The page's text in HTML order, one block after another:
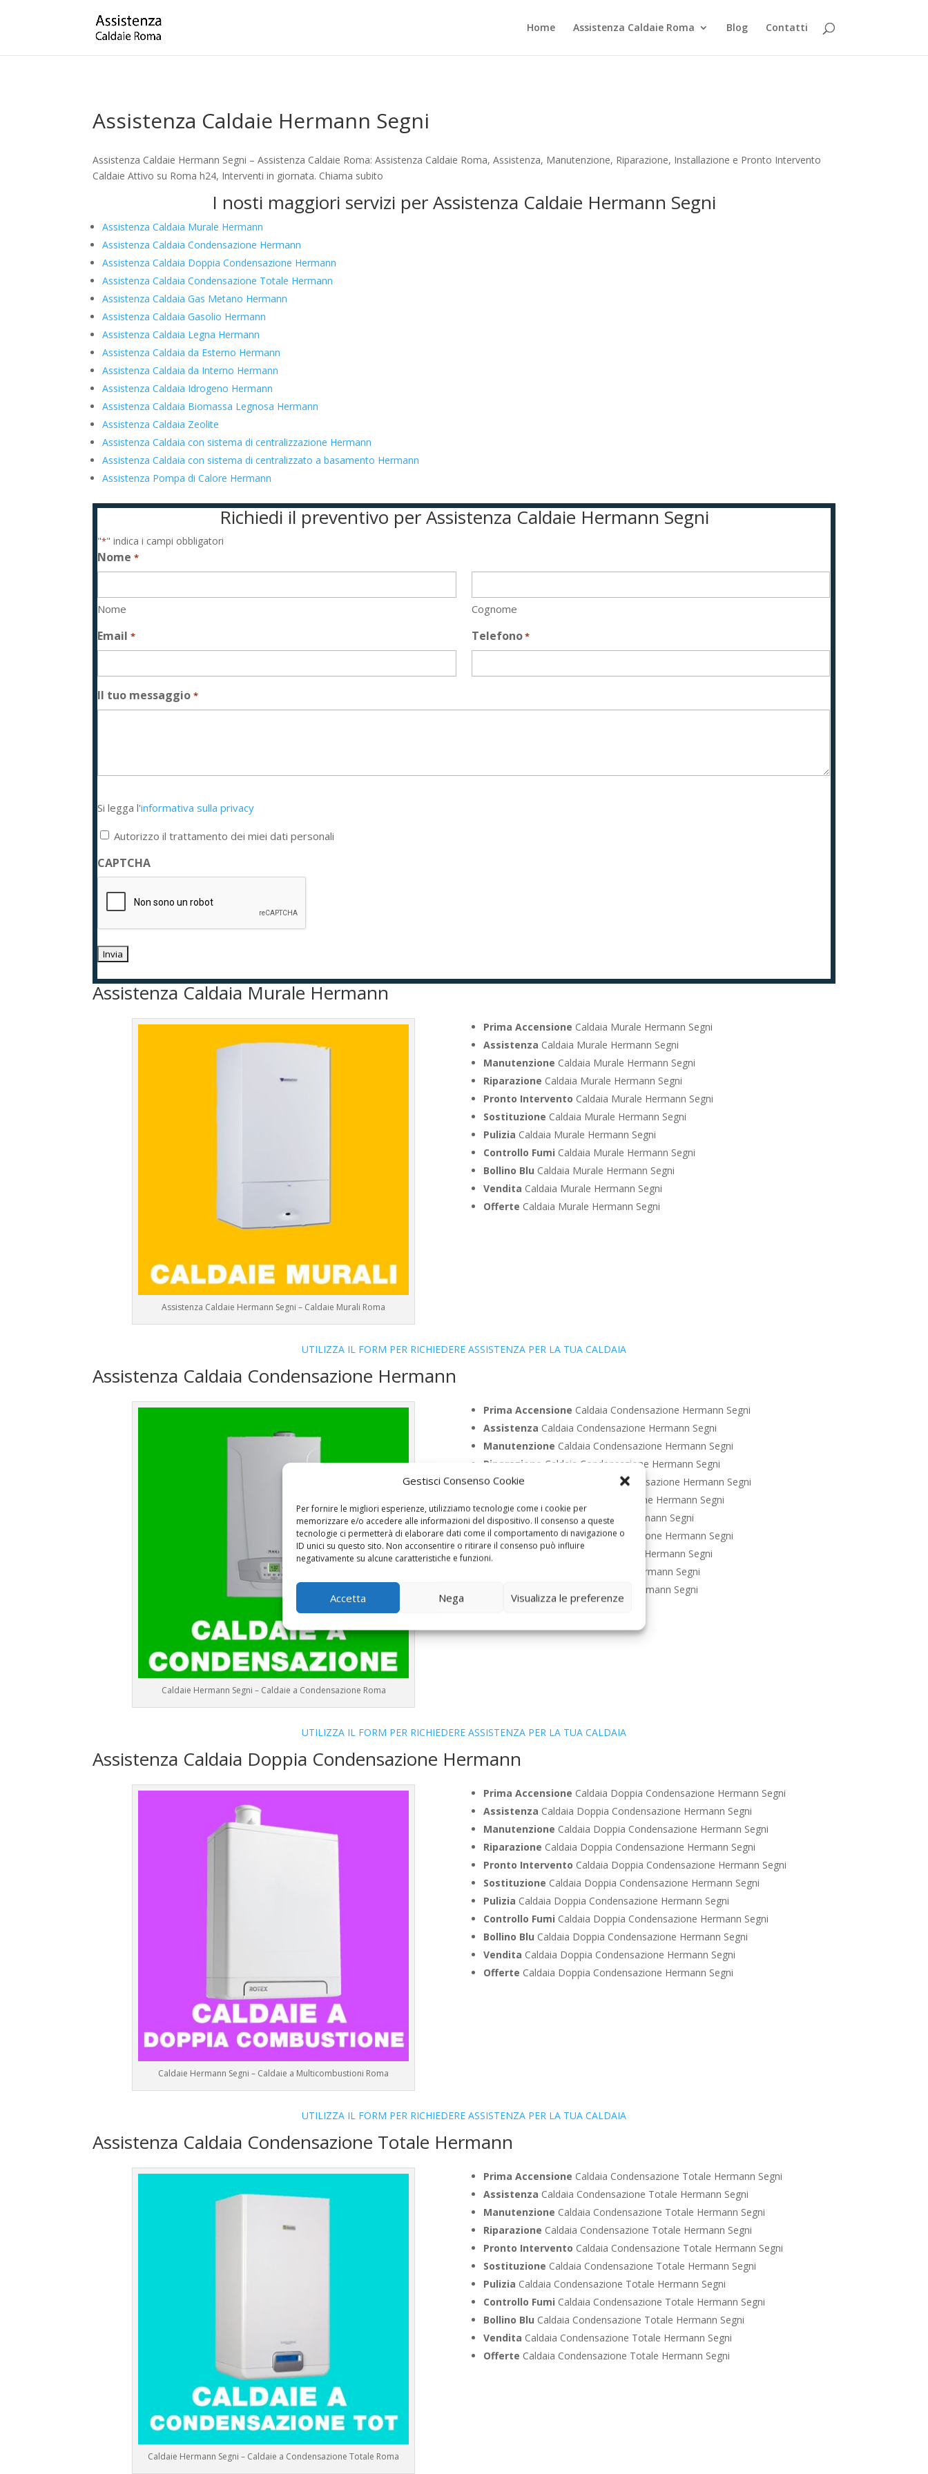
Gestisci Consenso Cookie
Per fornire le migliori esperienze, utilizziamo tecnologie come i cookie per
memorizzare e/o accedere alle informazioni del dispositivo. Il consenso a queste
tecnologie ci permetterà di elaborare dati come il comportamento di navigazione o
ID unici su questo sito. Non acconsentire o ritirare il consenso può influire
negativamente su alcune caratteristiche e funzioni.
Accetta Nega Visualizza le preferenze
Home Assistenza Caldaie Roma Blog Contatti
Assistenza Caldaie Hermann Segni
Assistenza Caldaie Hermann Segni – Assistenza Caldaie Roma: Assistenza Caldaie Roma, Assistenza, Manutenzione, Riparazione, Installazione e Pronto Intervento
Caldaie Attivo su Roma h24, Interventi in giornata. Chiama subito
I nosti maggiori servizi per Assistenza Caldaie Hermann Segni
Assistenza Caldaia Murale Hermann
Assistenza Caldaia Condensazione Hermann
Assistenza Caldaia Doppia Condensazione Hermann
Assistenza Caldaia Condensazione Totale Hermann
Assistenza Caldaia Gas Metano Hermann
Assistenza Caldaia Gasolio Hermann
Assistenza Caldaia Legna Hermann
Assistenza Caldaia da Esterno Hermann
Assistenza Caldaia da Interno Hermann
Assistenza Caldaia Idrogeno Hermann
Assistenza Caldaia Biomassa Legnosa Hermann
Assistenza Caldaia Zeolite
Assistenza Caldaia con sistema di centralizzazione Hermann
Assistenza Caldaia con sistema di centralizzato a basamento Hermann
Assistenza Pompa di Calore Hermann
Richiedi il preventivo per Assistenza Caldaie Hermann Segni
"*" indica i campi obbligatori
Nome *
Nome Cognome
Email * Telefono*
Il tuo messaggio *
legga
l'informativa
privacy
*
Si legga l'informativa sulla privacy
Autorizzo il trattamento dei miei dati personali
CAPTCHA
Assistenza Caldaia Murale Hermann
Assistenza Caldaie Hermann Segni – Caldaie Murali Roma
Prima Accensione Caldaia Murale Hermann Segni
Assistenza Caldaia Murale Hermann Segni
Manutenzione Caldaia Murale Hermann Segni
Riparazione Caldaia Murale Hermann Segni
Pronto Intervento Caldaia Murale Hermann Segni
Sostituzione Caldaia Murale Hermann Segni
Pulizia Caldaia Murale Hermann Segni
Controllo Fumi Caldaia Murale Hermann Segni
Bollino Blu Caldaia Murale Hermann Segni
Vendita Caldaia Murale Hermann Segni
Offerte Caldaia Murale Hermann Segni
UTILIZZA IL FORM PER RICHIEDERE ASSISTENZA PER LA TUA CALDAIA
Assistenza Caldaia Condensazione Hermann
Caldaie Hermann Segni – Caldaie a Condensazione Roma
Prima Accensione Caldaia Condensazione Hermann Segni
Assistenza Caldaia Condensazione Hermann Segni
Manutenzione Caldaia Condensazione Hermann Segni
Riparazione Caldaia Condensazione Hermann Segni
Pronto Intervento
Caldaia Condensazione Hermann Segni
Caldaia Condensazione Hermann Segni
PuliziaCaldaia Condensazione Hermann Segni
Controllo FumiCaldaia Condensazione Hermann Segni
Bollino BluCaldaia Condensazione Hermann Segni
Caldaia Condensazione Hermann Segni
Caldaia Condensazione Hermann Segni
UTILIZZA IL FORM PER RICHIEDERE ASSISTENZA PER LA TUA CALDAIA
Assistenza Caldaia Doppia Condensazione Hermann
Caldaie Hermann Segni – Caldaie a Multicombustioni Roma
Prima Accensione Caldaia Doppia Condensazione Hermann Segni
Assistenza Caldaia Doppia Condensazione Hermann Segni
Manutenzione Caldaia Doppia Condensazione Hermann Segni
Riparazione Caldaia Doppia Condensazione Hermann Segni
Pronto Intervento Caldaia Doppia Condensazione Hermann Segni
Sostituzione Caldaia Doppia Condensazione Hermann Segni
Pulizia Caldaia Doppia Condensazione Hermann Segni
Controllo Fumi Caldaia Doppia Condensazione Hermann Segni
Bollino Blu Caldaia Doppia Condensazione Hermann Segni
Vendita Caldaia Doppia Condensazione Hermann Segni
Offerte Caldaia Doppia Condensazione Hermann Segni
UTILIZZA IL FORM PER RICHIEDERE ASSISTENZA PER LA TUA CALDAIA
Assistenza Caldaia Condensazione Totale Hermann
Caldaie Hermann Segni – Caldaie a Condensazione Totale Roma
Prima Accensione Caldaia Condensazione Totale Hermann Segni
Assistenza Caldaia Condensazione Totale Hermann Segni
Manutenzione Caldaia Condensazione Totale Hermann Segni
Riparazione Caldaia Condensazione Totale Hermann Segni
Pronto Intervento Caldaia Condensazione Totale Hermann Segni
Sostituzione Caldaia Condensazione Totale Hermann Segni
Pulizia Caldaia Condensazione Totale Hermann Segni
Controllo Fumi Caldaia Condensazione Totale Hermann Segni
Bollino Blu Caldaia Condensazione Totale Hermann Segni
Vendita Caldaia Condensazione Totale Hermann Segni
Offerte Caldaia Condensazione Totale Hermann Segni